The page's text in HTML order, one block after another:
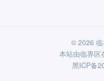
© 2026
本站由临界区
黑ICP备